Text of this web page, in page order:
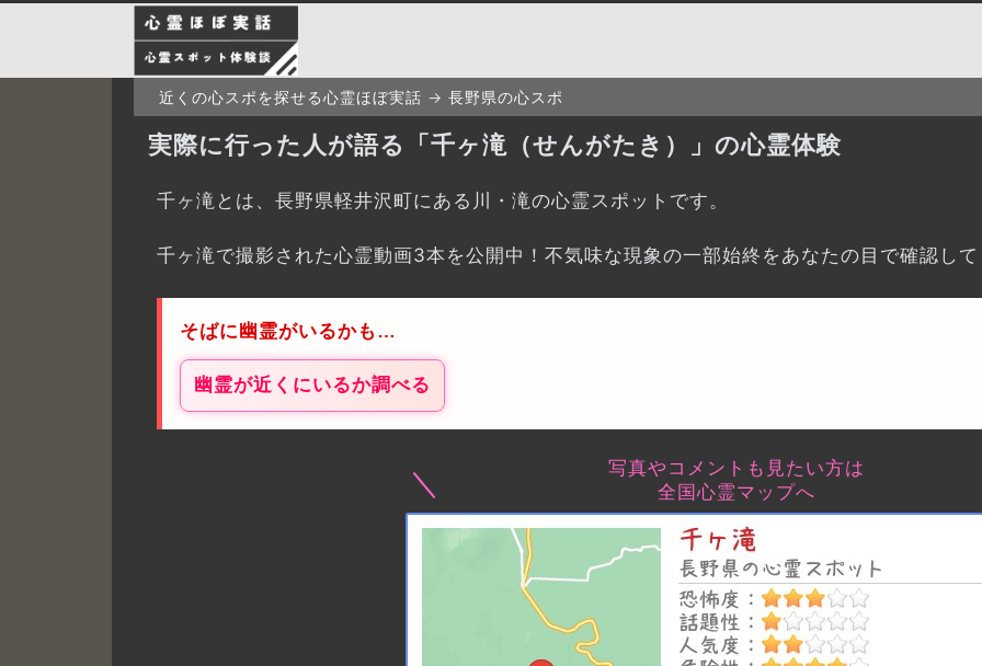
近くの心スポを探せる心霊ほぼ実話 長野県の心スポ
実際に行った人が語る「千ヶ滝（せんがたき）」の心霊体験
千ヶ滝とは、長野県軽井沢町にある川・滝の心霊スポットです。
千ヶ滝で撮影された心霊動画3本を公開中！不気味な現象の一部始終をあなたの目で確認し
そばに幽霊がいるかも…
幽霊が近くにいるか調べる
写真やコメントも見たい方は
全国心霊マップへ